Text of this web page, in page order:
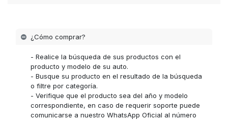
¿Cómo comprar?
- Realice la búsqueda de sus productos con el
producto y modelo de su auto.
- Busque su producto en el resultado de la búsqueda
o filtre por categoría.
- Verifique que el producto sea del año y modelo
correspondiente, en caso de requerir soporte puede
comunicarse a nuestro WhatsApp Oficial al número